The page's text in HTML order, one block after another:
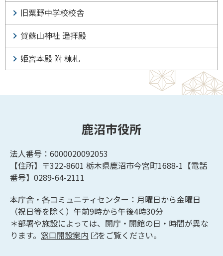
旧粟野中学校校舎
賀蘇山神社 遥拝殿
姫宮本殿 附 棟札
鹿沼市役所
法人番号：6000020092053
【住所】〒322-8601 栃木県鹿沼市今宮町1688-1【電話
番号】0289-64-2111
本庁舎・各コミュニティセンター：月曜日から金曜日
（祝日等を除く）午前9時から午後4時30分
＊部署や施設によっては、開庁・開館の日・時間が異な
ります。 窓口開設案内 をご覧ください。